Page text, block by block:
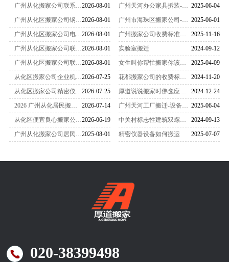
2026-08-01
广州从化搬家公司联系号码一览，大型水族箱搬运现场测评，不同尺寸鱼缸搬家收费构成与报价参考
2026-08-01
广州从化区搬家公司钢琴搬运收费参考，立式钢琴、三角钢琴搬家场景、价格差异与服务商电话汇总
2026-08-01
广州从化区搬家公司电话 服务器精密设备搬家防护方案实测，搬运收费明细与搬迁场景参考
2026-08-01
广州从化区搬家公司联系电话，办公室多点搬迁实测参考，打包服务收费方案与场景实施方案解析
2026-08-01
广州从化区搬家公司联系电话，培训机构搬迁实操测评，教具家具搬迁项目完整报价明细参考
2026-07-25
从化区搬家公司企业机房服务器搬家计费基准汇总，全套收费明细单据、计价方式与本地报价参考
2026-07-25
从化区搬家公司精密仪器设备搬迁计价规范明细 广州从化厂区设备拆装运输全类目收费价目表
2026-07-14
2026 广州从化居民搬家实测：靠谱搬家公司推荐，服务暖心无隐形消费避坑攻略
2026-06-19
从化区便宜良心搬家公司推荐 透明报价无隐形消费避坑指南
2025-08-01
广州从化搬家公司居民毕业搬家季电话020-38399498
2025-06-04
广州天河办公家具拆装-家具拆装的打包方法
2025-06-01
广州市海珠区搬家公司-女性员工是不可缺少的
2025-11-16
广州搬家公司收费标准一览表（2025最新版）
2024-09-12
实验室搬迁
2025-04-09
女生叫你帮忙搬家你该怎么办
2024-11-20
花都搬家公司的收费标准是怎么样的
2024-12-24
厚道说说搬家时佛龛应该怎么搬运
2025-06-04
广州天河工厂搬迁-设备搬迁要注意什么？
2024-09-13
中关村标志性建筑双螺旋雕塑搬家-
2025-07-07
精密仪器设备如何搬运
020-38399498